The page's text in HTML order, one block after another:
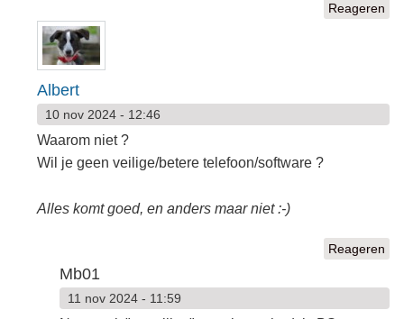
Reageren
Albert
10 nov 2024 - 12:46
Waarom niet ?
Wil je geen veilige/betere telefoon/software ?
Alles komt goed, en anders maar niet :-)
Reageren
Mb01
11 nov 2024 - 11:59